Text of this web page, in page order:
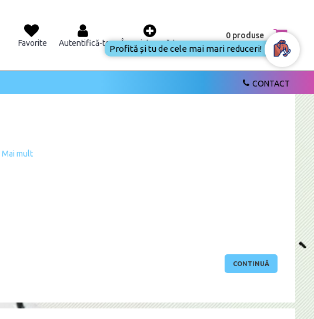
Favorite Autentifică-te Înregistrează-te
0 produse
CONTACT
Mai mult
CONTINUĂ
Profită și tu de cele mai mari reduceri!